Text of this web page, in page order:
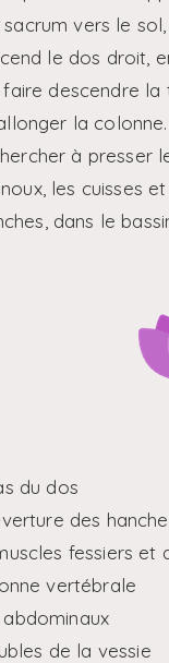
vers le
le dos
descendre
la
à presser
les cuisses
dans le
du dos
des
fessiers et
vertébrale
de la vessie